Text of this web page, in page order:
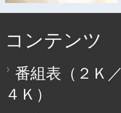
コンテンツ
番組表（２Ｋ／
４Ｋ）